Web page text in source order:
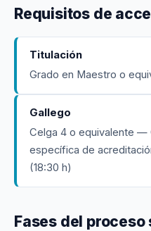
Requisitos de
Titulación
Grado en Maestro o
Gallego
Celga 4 o equivalente —
específica de
(18:30 h)
Fases del